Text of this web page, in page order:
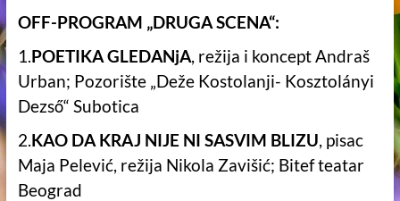
OFF-PROGRAM „DRUGA SCENA“:
1.POETIKA GLEDANjA, režija i koncept Andraš
Urban; Pozorište „Deže Kostolanji- Kosztolányi
Dezső“ Subotica
2.KAO DA KRAJ NIJE NI SASVIM BLIZU, pisac
Maja Pelević, režija Nikola Zavišić; Bitef teatar
Beograd